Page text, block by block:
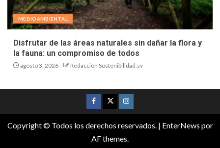
MEDIOAMBIENTAL
Disfrutar de las áreas naturales sin dañar la flora y
la fauna: un compromiso de todos
agosto 3, 2026 Redacción Sostenibilidad.sv
Copyright © Todos los derechos reservados. | EnterNews por
AF themes.